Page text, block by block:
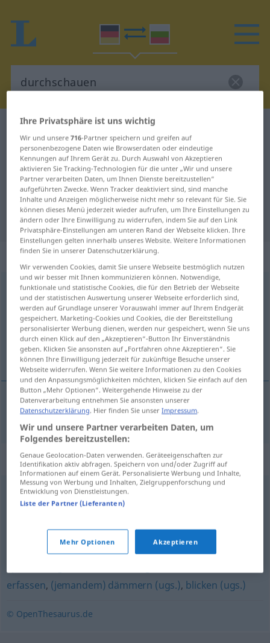
Deutsch-Bulgarisch Wörterbuch
Deutsch-Bulgarisch Übersetzung
für "durchschauen"
"durchschauen" Bulgarisch
Übersetzung
„durchschauen“
durchschauen
Übersicht aller Übersetzungen
(Für mehr Details die Übersetzung anklicken/antippen)
прозирам [~ра]
прозирам[~ра] durchschauen
Synonyme für "durchschauen"
aufdecken,herausfinden
verstehen (Hauptform),aufnehmen,begreifen
durchblicken (ugs.),erkennen (jemandem) eingehen
erfassen, (jemandem) dämmern (ugs.), blicken (ugs.)
© OpenThesaurus.de
Ihre Privatsphäre ist uns wichtig
Wir und unsere716-Partner speichern und greifen auf
personenbezogene Daten wie Browserdaten oder eindeutige
Kennungen auf Ihrem Gerät zu. Durch Auswahl von Akzeptieren
aktivieren Sie Tracking-Technologien für die unter „Wir und unsere
Partner verarbeiten Daten, um Ihnen Dienste bereitzustellen“
aufgeführten Zwecke. Wenn Tracker deaktiviert sind, sind manche
Inhalte und Anzeigen möglicherweise nicht mehr so relevant für Sie. Sie
können dieses Menü jederzeit wieder aufrufen, um Ihre Einstellungen zu
ändern oder Ihre Einwilligung zu widerrufen, indem Sie auf den Link
Privatsphäre-Einstellungen am unteren Rand der Webseite klicken. Ihre
Einstellungen gelten innerhalb unseres Website. Weitere Informationen
finden Sie in unserer Datenschutzerklärung.
Wir verwenden Cookies, damit Sie unsere Webseite bestmöglich nutzen
und wir besser mit Ihnen kommunizieren können. Notwendige,
funktionale und statistische Cookies, die für den Betrieb der Webseite
und der statistischen Auswertung unserer Webseite erforderlich sind,
werden auf Grundlage unserer Vorauswahl immer auf Ihrem Endgerät
gespeichert. Marketing-Cookies und Cookies, die der Bereitstellung
personalisierter Werbung dienen, werden nur gespeichert, wenn Sie uns
durch einen Klick auf den „Akzeptieren“-Button Ihr Einverständnis
geben. Klicken Sie ansonsten auf „Fortfahren ohne Akzeptieren“. Sie
können Ihre Einwilligung jederzeit für zukünftige Besuche unserer
Webseite widerrufen. Wenn Sie weitere Informationen zu den Cookies
und den Anpassungsmöglichkeiten möchten, klicken Sie einfach auf den
Button „Mehr Optionen“. Weitergehende Hinweise zu der
Datenverarbeitung entnehmen Sie ansonsten unserer
Datenschutzerklärung. Hier finden Sie unserImpressum.
Wir und unsere Partner verarbeiten Daten, um
Folgendes bereitzustellen:
Genaue Geolocation-Daten verwenden. Geräteeigenschaften zur
Identifikation aktiv abfragen. Speichern von und/oder Zugriff auf
Informationen auf einem Gerät. Personalisierte Werbung und Inhalte,
Messung von Werbung und Inhalten, Zielgruppenforschung und
Entwicklung von Dienstleistungen.
Liste der Partner (Lieferanten)
Mehr Optionen Akzeptieren